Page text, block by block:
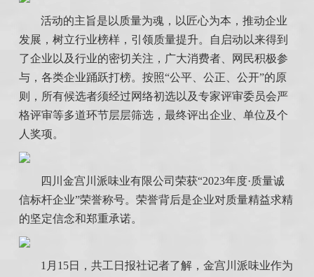
活动的主旨是以质量为魂，以匠心为本，推动企业
发展，树立行业榜样，引领质量提升。自启动以来得到
了企业以及行业的密切关注，广大消费者、网民积极参
与，各类企业踊跃打榜。按照“公平、公正、公开”的原
则，所有候选者须经过网络初选以及专家评审委员会严
格评审等多道环节层层筛选，最终评出企业、单位及个
人奖项。
四川金宫川派味业有限公司荣获“2023年度·质量诚
信标杆企业”荣誉称号。荣誉背后是企业对质量精益求精
的坚定信念和郑重承诺。
1月15日，共工日报社记者了解，金宫川派味业作为